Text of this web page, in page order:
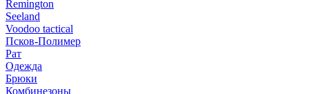
Remington
Seeland
Voodoo tactical
Псков-Полимер
Рат
Одежда
Брюки
Комбинезоны